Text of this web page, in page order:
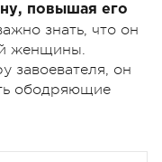
повышая его
знать, что он
женщины.
завоевателя, он
ободряющие